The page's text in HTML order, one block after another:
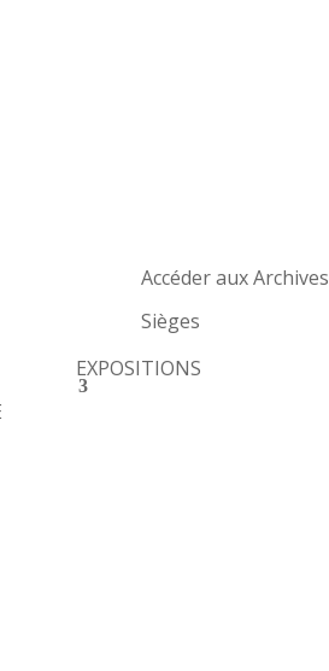
Accéder aux Archives
Sièges
EXPOSITIONS